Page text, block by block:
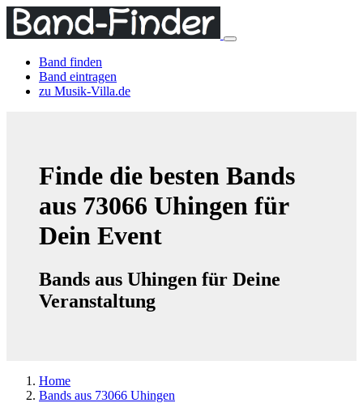
Band finden
Band eintragen
zu Musik-Villa.de
Finde die besten Bands
aus 73066 Uhingen für
Dein Event
Bands aus Uhingen für Deine
Veranstaltung
Home
Bands aus 73066 Uhingen